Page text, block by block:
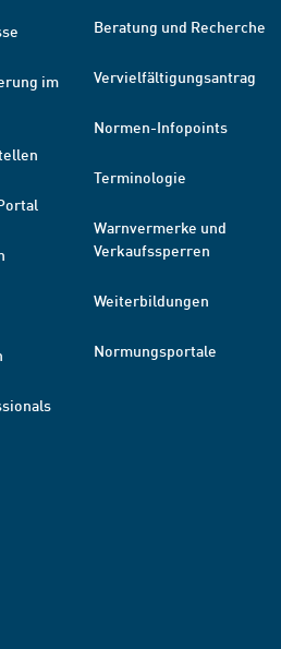
im
Beratung und Recherche
Vervielfältigungsantrag
Normen-Infopoints
Terminologie
Warnvermerke und
Verkaufssperren
Weiterbildungen
Normungsportale